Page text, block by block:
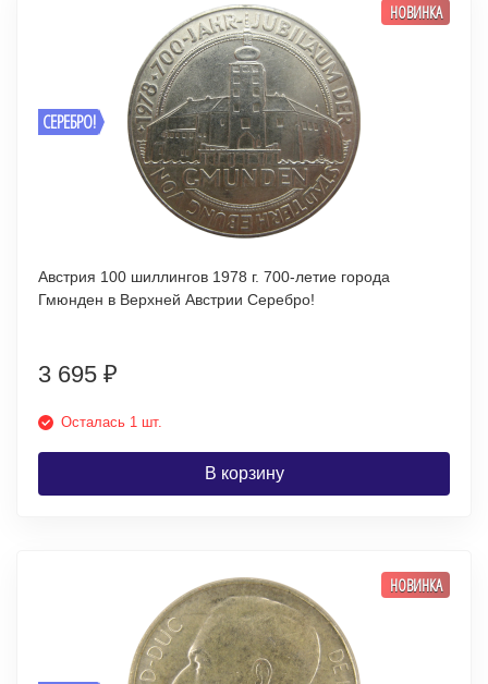
СЕРЕБРО!
НОВИНКА
Австрия 100 шиллингов 1978 г. 700-летие города
Гмюнден в Верхней Австрии Серебро!
3 695 ₽
Осталась 1 шт.
В корзину
НОВИНКА